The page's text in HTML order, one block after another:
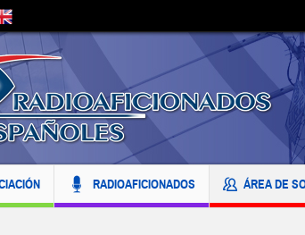
RADIOAFICIONADOS ÁREA DE